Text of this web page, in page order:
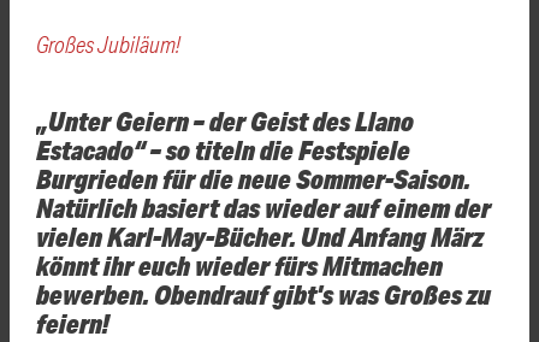
Großes Jubiläum!
„Unter Geiern – der Geist des Llano
Estacado“ – so titeln die Festspiele
Burgrieden für die neue Sommer-Saison.
Natürlich basiert das wieder auf einem der
vielen Karl-May-Bücher. Und Anfang März
könnt ihr euch wieder fürs Mitmachen
bewerben. Obendrauf gibt's was Großes zu
feiern!